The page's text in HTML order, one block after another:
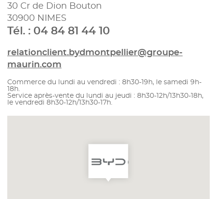
30 Cr de Dion Bouton
30900 NIMES
Tél. : 04 84 81 44 10
relationclient.bydmontpellier@groupe-
maurin.com
Commerce du lundi au vendredi : 8h30-19h, le samedi 9h-
18h.
Service après-vente du lundi au jeudi : 8h30-12h/13h30-18h,
le vendredi 8h30-12h/13h30-17h.